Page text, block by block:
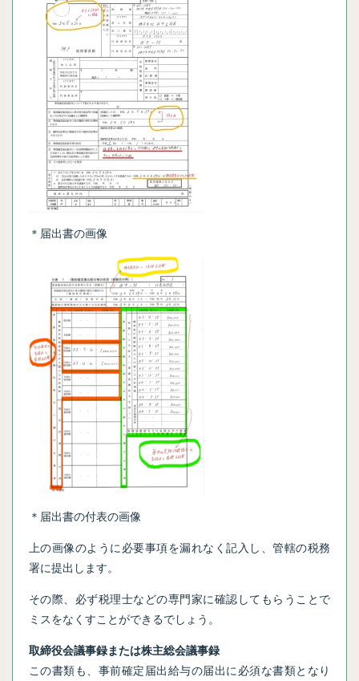
＊届出書の画像
＊届出書の付表の画像
上の画像のように必要事項を漏れなく記入し、管轄の税務
署に提出します。
その際、必ず税理士などの専門家に確認してもらうことで
ミスをなくすことができるでしょう。
取締役会議事録または株主総会議事録
この書類も、事前確定届出給与の届出に必須な書類となり